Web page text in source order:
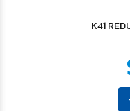
K41